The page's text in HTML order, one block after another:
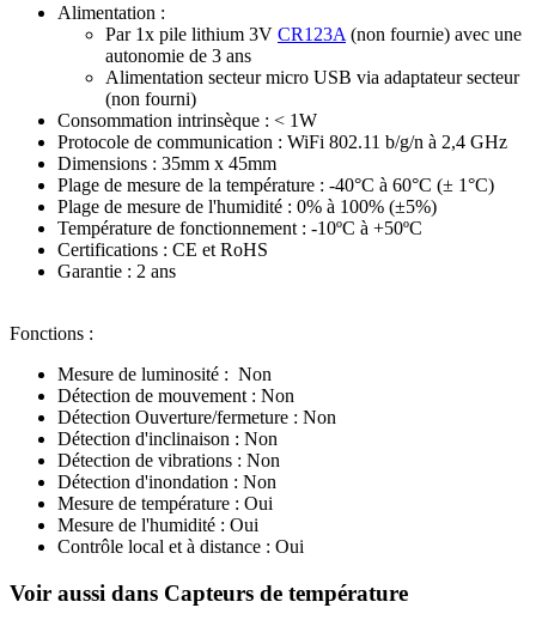
Alimentation :
Par 1x pile lithium 3V CR123A (non fournie) avec une
autonomie de 3 ans
Alimentation secteur micro USB via adaptateur secteur
(non fourni)
Consommation intrinsèque : < 1W
Protocole de communication : WiFi 802.11 b/g/n à 2,4 GHz
Dimensions : 35mm x 45mm
Plage de mesure de la température : -40°C à 60°C (± 1°C)
Plage de mesure de l'humidité : 0% à 100% (±5%)
Température de fonctionnement : -10ºC à +50ºC
Certifications : CE et RoHS
Garantie : 2 ans
Fonctions :
Mesure de luminosité : Non
Détection de mouvement : Non
Détection Ouverture/fermeture : Non
Détection d'inclinaison : Non
Détection de vibrations : Non
Détection d'inondation : Non
Mesure de température : Oui
Mesure de l'humidité : Oui
Contrôle local et à distance : Oui
Voir aussi dans Capteurs de température